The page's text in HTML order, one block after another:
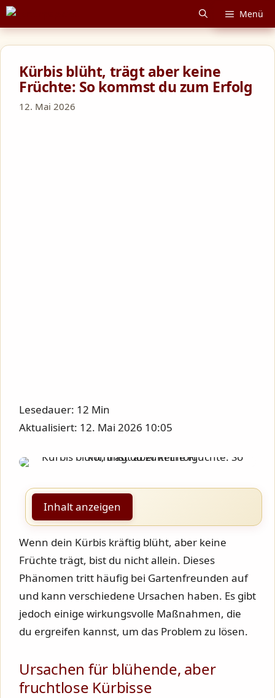
Zum
Inhalt
springen
Menü
Kürbis blüht, trägt aber keine
Früchte: So kommst du zum Erfolg
12. Mai 2026
Lesedauer: 12 Min
Aktualisiert: 12. Mai 2026 10:05
Inhalt anzeigen
Wenn dein Kürbis kräftig blüht, aber keine
Früchte trägt, bist du nicht allein. Dieses
Phänomen tritt häufig bei Gartenfreunden auf
und kann verschiedene Ursachen haben. Es gibt
jedoch einige wirkungsvolle Maßnahmen, die
du ergreifen kannst, um das Problem zu lösen.
Ursachen für blühende, aber
fruchtlose Kürbisse